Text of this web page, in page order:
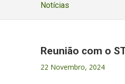
Notícias
Reunião com o
22 Novembro, 2024